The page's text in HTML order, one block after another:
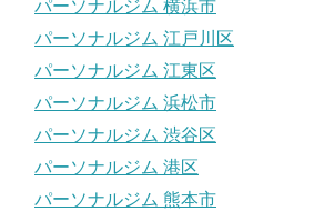
パーソナルジム 横浜市
パーソナルジム 江戸川区
パーソナルジム 江東区
パーソナルジム 浜松市
パーソナルジム 渋谷区
パーソナルジム 港区
パーソナルジム 熊本市